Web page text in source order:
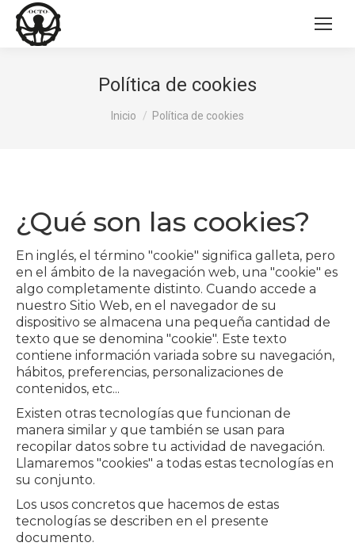
Política de cookies
Inicio Política de cookies
¿Qué son las cookies?
En inglés, el término "cookie" significa galleta, pero
en el ámbito de la navegación web, una "cookie" es
algo completamente distinto. Cuando accede a
nuestro Sitio Web, en el navegador de su
dispositivo se almacena una pequeña cantidad de
texto que se denomina "cookie". Este texto
contiene información variada sobre su navegación,
hábitos, preferencias, personalizaciones de
contenidos, etc...
Existen otras tecnologías que funcionan de
manera similar y que también se usan para
recopilar datos sobre tu actividad de navegación.
Llamaremos "cookies" a todas estas tecnologías en
su conjunto.
Los usos concretos que hacemos de estas
tecnologías se describen en el presente
documento.